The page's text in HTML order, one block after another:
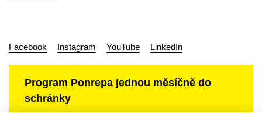
Facebook Instagram YouTube LinkedIn
Program Ponrepa jednou měsíčně do
schránky